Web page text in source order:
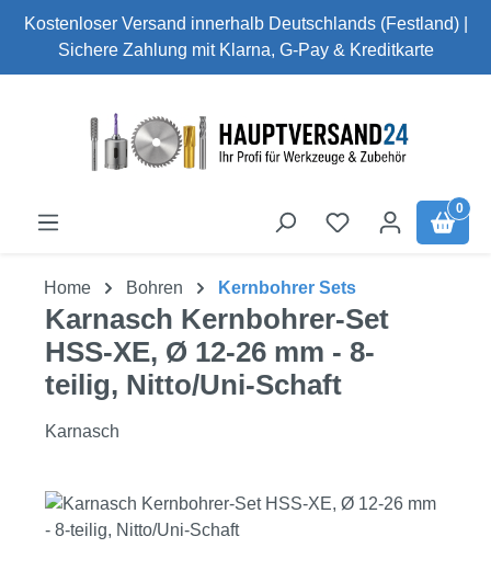
Zum Hauptinhalt springen
Kostenloser Versand innerhalb Deutschlands (Festland) |
Sichere Zahlung mit Klarna, G-Pay & Kreditkarte
0
Home Bohren Kernbohrer Sets
Karnasch Kernbohrer-Set
HSS-XE, Ø 12-26 mm - 8-
teilig, Nitto/Uni-Schaft
Karnasch
Bildergalerie überspringen